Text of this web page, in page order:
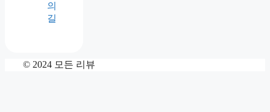
의
길
© 2024 모든 리뷰